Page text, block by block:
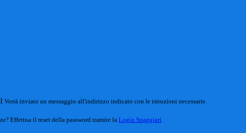
Verrà inviato un messaggio all'indirizzo indicato con le istruzioni necessarie.
Effettua il reset della password tramite la Login Spaggiari